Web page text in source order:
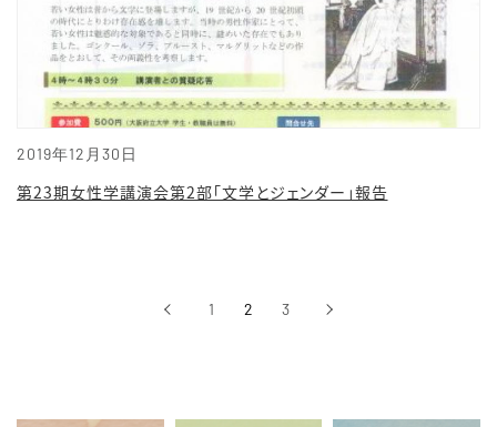
2019年12月30日
第23期女性学講演会第2部「文学とジェンダー」報告
‹前へ 1 2 3 ›次へ